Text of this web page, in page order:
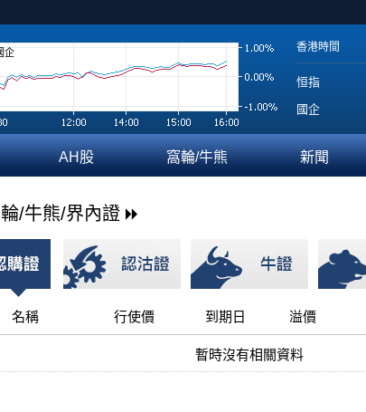
企 香港時間
恒指
國企
AH股 窩輪/牛熊 新聞
/牛熊/界內證
名稱 行使價 到期日 溢價
暫時沒有相關資料